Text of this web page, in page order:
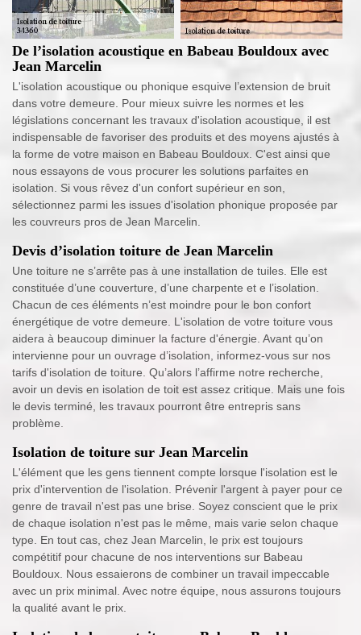
De l’isolation acoustique en Babeau Bouldoux avec
Jean Marcelin
L'isolation acoustique ou phonique esquive l’extension de bruit
dans votre demeure. Pour mieux suivre les normes et les
législations concernant les travaux d'isolation acoustique, il est
indispensable de favoriser des produits et des moyens ajustés à
la forme de votre maison en Babeau Bouldoux. C'est ainsi que
nous essayons de vous procurer les solutions parfaites en
isolation. Si vous rêvez d'un confort supérieur en son,
sélectionnez parmi les issues d'isolation phonique proposée par
les couvreurs pros de Jean Marcelin.
Devis d’isolation toiture de Jean Marcelin
Une toiture ne s’arrête pas à une installation de tuiles. Elle est
constituée d’une couverture, d’une charpente et e l’isolation.
Chacun de ces éléments n’est moindre pour le bon confort
énergétique de votre demeure. L'isolation de votre toiture vous
aidera à beaucoup diminuer la facture d'énergie. Avant qu’on
intervienne pour un ouvrage d’isolation, informez-vous sur nos
tarifs d'isolation de toiture. Qu’alors l’affirme notre recherche,
avoir un devis en isolation de toit est assez critique. Mais une fois
le devis terminé, les travaux pourront être entrepris sans
problème.
Isolation de toiture sur Jean Marcelin
L'élément que les gens tiennent compte lorsque l'isolation est le
prix d'intervention de l'isolation. Prévenir l'argent à payer pour ce
genre de travail n'est pas une brise. Soyez conscient que le prix
de chaque isolation n'est pas le même, mais varie selon chaque
type. En tout cas, chez Jean Marcelin, le prix est toujours
compétitif pour chacune de nos interventions sur Babeau
Bouldoux. Nous essaierons de combiner un travail impeccable
avec un prix minimal. Avec notre équipe, nous assurons toujours
la qualité avant le prix.